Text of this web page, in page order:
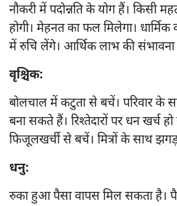
नौकरी में पदोन्नति के योग हैं। किसी
होगी। मेहनत का फल मिलेगा। धार्मिक
में रुचि लेंगे। आर्थिक लाभ की संभावना
वृश्चिक:
बोलचाल में कटुता से बचें। परिवार के
बना सकते हैं। रिश्तेदारों पर धन खर्च
फिजूलखर्ची से बचें। मित्रों के साथ
धनु:
रुका हुआ पैसा वापस मिल सकता है।